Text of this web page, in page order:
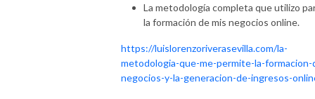
La metodología completa que utilizo
la formación de mis negocios online.
https://luislorenzoriverasevilla.com/la-
metodologia-que-me-permite-la-formacion-
negocios-y-la-generacion-de-ingresos-